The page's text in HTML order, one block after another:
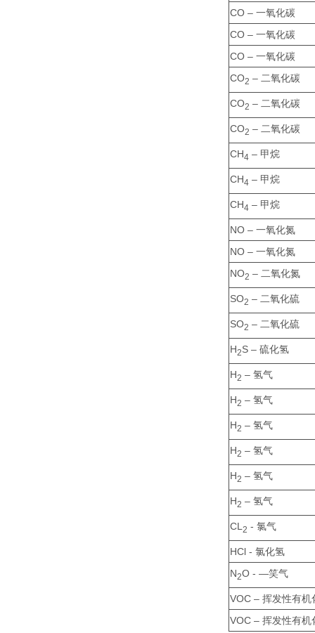
CO – 一氧化碳
CO – 一氧化碳
CO – 一氧化碳
CO2 – 二氧化碳
CO2 – 二氧化碳
CO2 – 二氧化碳
CH4 – 甲烷
CH4 – 甲烷
CH4 – 甲烷
NO – 一氧化氮
NO – 一氧化氮
NO2 – 二氧化氮
SO2 – 二氧化硫
SO2 – 二氧化硫
H2S – 硫化氢
H2 – 氢气
H2 – 氢气
H2 – 氢气
H2 – 氢气
H2 – 氢气
H2 – 氢气
CL 2 - 氯气
HCl - 氯化氢
N2O - —笑气
VOC – 挥发性有机
VOC – 挥发性有机